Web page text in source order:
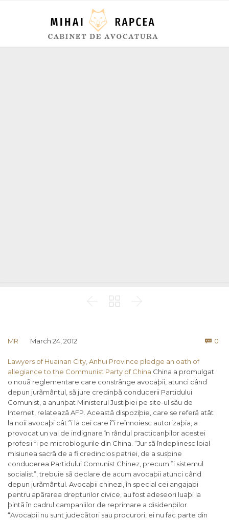
  
MR March 24, 2012  0
Lawyers of Huainan City, Anhui Province pledge an oath of
allegiance to the Communist Party of China China a promulgat
o nouã reglementare care constrânge avocaþii, atunci când
depun jurãmântul, sã jure credinþã conducerii Partidului
Comunist, a anunþat Ministerul Justiþiei pe site-ul sãu de
Internet, relateazã AFP. Aceastã dispoziþie, care se referã atât
la noii avocaþi cât ºi la cei care îºi reînnoiesc autorizaþia, a
provocat un val de indignare în rândul practicanþilor acestei
profesii ºi pe microblogurile din China. “Jur sã îndeplinesc loial
misiunea sacrã de a fi credincios patriei, de a susþine
conducerea Partidului Comunist Chinez, precum ºi sistemul
socialist”, trebuie sã declare de acum avocaþii atunci când
depun jurãmântul. Avocaþii chinezi, în special cei angajaþi
pentru apãrarea drepturilor civice, au fost adeseori luaþi la
þintã în cadrul campaniilor de reprimare a disidenþilor.
“Avocaþii nu sunt judecãtori sau procurori, ei nu fac parte din